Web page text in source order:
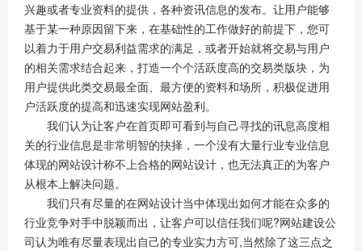
兴趣或者专业资料的提供，各种资讯信息的发布。让用户能够
基于某一种原因留下来，在基础性的工作做好的前提下，您可
以着力于用户交易利益需求的满足，或者开始就将交易与用户
的相关需求结合起来，打造一个个活跃度高的交易类版块，为
用户提供此类交易最全面、最方便的资料和场所，积极促进用
户活跃度的提高和迅速实现网站盈利。
我们认为让客户在首页即可看到与自己寻找的讯息高度相
关的行业信息是非常明智的抉择，一个没有大量行业专业信息
体现的网站设计称不上合格的网站设计，也无法真正的为客户
从根本上解决问题。
我们只有尽量的在网站设计当中体现出如何才能在众多的
行业竞争对手中脱颖而出，让客户可以信任我们呢?网站建设公
司认为唯有尽量表现出自己的专业实力方可,当然除了这三点之